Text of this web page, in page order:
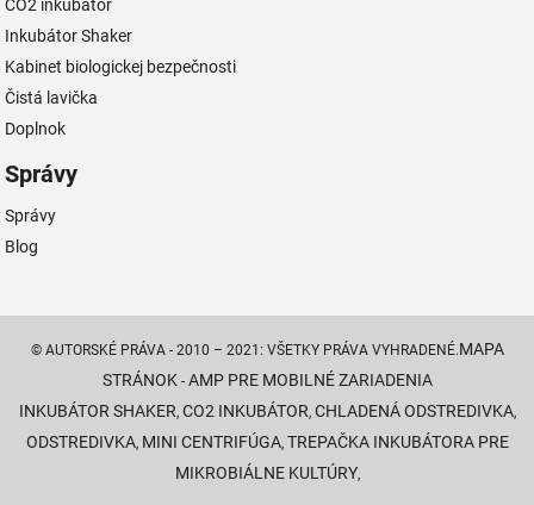
CO2 inkubátor
Inkubátor Shaker
Kabinet biologickej bezpečnosti
Čistá lavička
Doplnok
Správy
Správy
Blog
© AUTORSKÉ PRÁVA - 2010 – 2021: VŠETKY PRÁVA VYHRADENÉ.MAPA
STRÁNOK- AMP PRE MOBILNÉ ZARIADENIA
INKUBÁTOR SHAKER, CO2 INKUBÁTOR, CHLADENÁ ODSTREDIVKA,
ODSTREDIVKA, MINI CENTRIFÚGA, TREPAČKA INKUBÁTORA PRE
MIKROBIÁLNE KULTÚRY,